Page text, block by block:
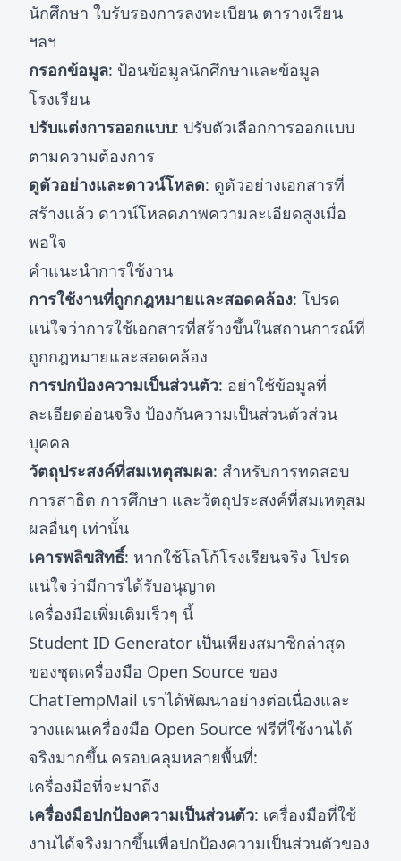
นักศึกษา ใบรับรองการลงทะเบียน ตารางเรียน
ฯลฯ
กรอกข้อมูล: ป้อนข้อมูลนักศึกษาและข้อมูล
โรงเรียน
ปรับแต่งการออกแบบ: ปรับตัวเลือกการออกแบบ
ตามความต้องการ
ดูตัวอย่างและดาวน์โหลด: ดูตัวอย่างเอกสารที่
สร้างแล้ว ดาวน์โหลดภาพความละเอียดสูงเมื่อ
พอใจ
คำแนะนำการใช้งาน
การใช้งานที่ถูกกฎหมายและสอดคล้อง: โปรด
แน่ใจว่าการใช้เอกสารที่สร้างขึ้นในสถานการณ์ที่
ถูกกฎหมายและสอดคล้อง
การปกป้องความเป็นส่วนตัว: อย่าใช้ข้อมูลที่
ละเอียดอ่อนจริง ป้องกันความเป็นส่วนตัวส่วน
บุคคล
วัตถุประสงค์ที่สมเหตุสมผล: สำหรับการทดสอบ
การสาธิต การศึกษา และวัตถุประสงค์ที่สมเหตุสม
ผลอื่นๆ เท่านั้น
เคารพลิขสิทธิ์: หากใช้โลโก้โรงเรียนจริง โปรด
แน่ใจว่ามีการได้รับอนุญาต
เครื่องมือเพิ่มเติมเร็วๆ นี้
Student ID Generator เป็นเพียงสมาชิกล่าสุด
ของชุดเครื่องมือ Open Source ของ
ChatTempMail เราได้พัฒนาอย่างต่อเนื่องและ
วางแผนเครื่องมือ Open Source ฟรีที่ใช้งานได้
จริงมากขึ้น ครอบคลุมหลายพื้นที่:
เครื่องมือที่จะมาถึง
เครื่องมือปกป้องความเป็นส่วนตัว: เครื่องมือที่ใช้
งานได้จริงมากขึ้นเพื่อปกป้องความเป็นส่วนตัวของ